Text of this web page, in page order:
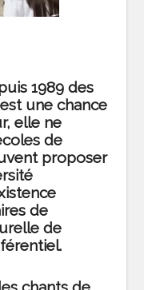
1989 des
une chance
elle ne
de
proposer
de
de